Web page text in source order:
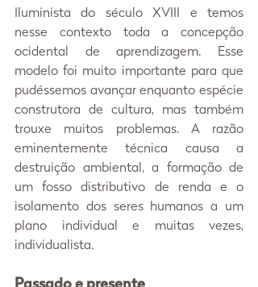
Iluminista do século XVIII e temos
nesse contexto toda a concepção
ocidental de aprendizagem. Esse
modelo foi muito importante para que
pudéssemos avançar enquanto espécie
construtora de cultura, mas também
trouxe muitos problemas. A razão
eminentemente técnica causa a
destruição ambiental, a formação de
um fosso distributivo de renda e o
isolamento dos seres humanos a um
plano individual e muitas vezes,
individualista.
Passado e presente